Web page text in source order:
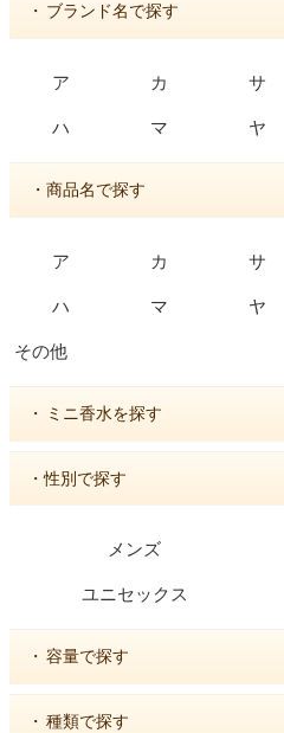
・ ブランド名で探す
ア カ サ
ハ マ ヤ
・商品名で探す
ア カ サ
ハ マ ヤ
その他
・ ミニ香水を探す
・性別で探す
メンズ
ユニセックス
・ 容量で探す
・ 種類で探す